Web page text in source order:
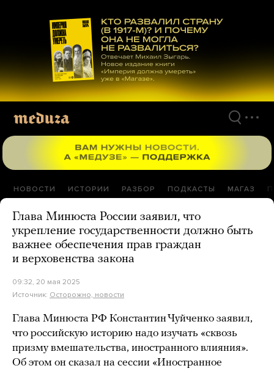
материалам
НОВОСТИ ИСТОРИИ РАЗБОР ПОДКАСТЫ МАГАЗ
Глава Минюста России заявил, что
укрепление государственности должно быть
важнее обеспечения прав граждан
и верховенства закона
09:32, 20 мая 2025
Источник: Осторожно, новости
Глава Минюста РФ Константин Чуйченко заявил,
что российскую историю надо изучать «сквозь
призму вмешательства, иностранного влияния».
Об этом он сказал на сессии «Иностранное